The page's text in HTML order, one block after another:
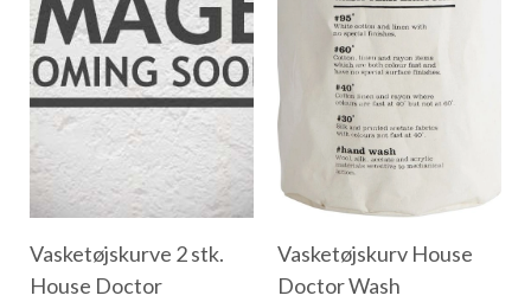
Vasketøjskurve 2 stk.
House Doctor
Vasketøjskurv House
Doctor Wash